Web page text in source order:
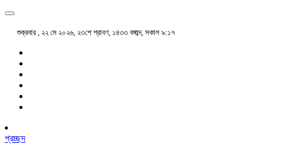
শুক্রবার , ২২ মে ২০২৬, ২৩শে শ্রাবণ, ১৪৩৩ বঙ্গাব্দ, সকাল ৯:১৭
প্রচ্ছদ